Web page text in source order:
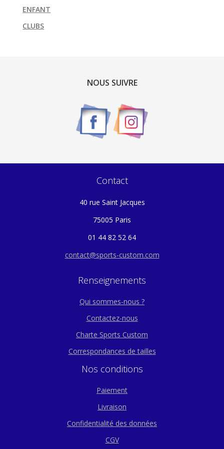
ENFANT
CLUBS
NOUS SUIVRE
Contact
40 rue Saint Jacques
75005 Paris
01 44 82 52 64
contact@sports-custom.com
Renseignements
Qui sommes-nous ?
Contactez-nous
Charte Sports Custom
Correspondances de tailles
Nos conditions
Paiement
Livraison
Confidentialité des données
CGV